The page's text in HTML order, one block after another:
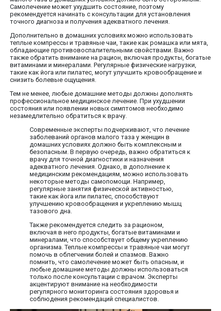
Самолечение может ухудшить состояние, поэтому
рекомендуется начинать с консультации для установления
точного диагноза и получения адекватного лечения.
Дополнительно в домашних условиях можно использовать
теплые компрессы и травяные чаи, такие как ромашка или мята,
обладающие противовоспалительными свойствами. Важно
также обратить внимание на рацион, включая продукты, богатые
витаминами и минералами. Регулярные физические нагрузки,
такие как йога или пилатес, могут улучшить кровообращение и
снизить болевые ощущения.
Тем не менее, любые домашние методы должны дополнять
профессиональное медицинское лечение. При ухудшении
состояния или появлении новых симптомов необходимо
незамедлительно обратиться к врачу.
Современные эксперты подчеркивают, что лечение
заболеваний органов малого таза у женщин в
домашних условиях должно быть комплексным и
безопасным. В первую очередь, важно обратиться к
врачу для точной диагностики и назначения
адекватного лечения. Однако, в дополнение к
медицинским рекомендациям, можно использовать
некоторые методы самопомощи. Например,
регулярные занятия физической активностью,
такие как йога или пилатес, способствуют
улучшению кровообращения и укреплению мышц
тазового дна.
Также рекомендуется следить за рационом,
включая в него продукты, богатые витаминами и
минералами, что способствует общему укреплению
организма. Теплые компрессы и травяные чаи могут
помочь в облегчении болей и спазмов. Важно
помнить, что самолечение может быть опасным, и
любые домашние методы должны использоваться
только после консультации с врачом. Эксперты
акцентируют внимание на необходимости
регулярного мониторинга состояния здоровья и
соблюдения рекомендаций специалистов.